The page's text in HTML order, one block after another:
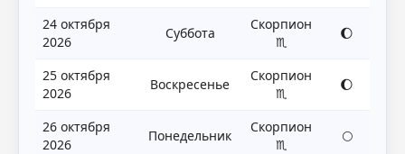
24 октября
2026
Суббота
Скорпион
♏
🌔
25 октября
2026
Воскресенье
Скорпион
♏
🌔
26 октября
2026
Понедельник
Скорпион
♏
🌕